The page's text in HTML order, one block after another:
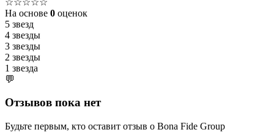
На основе 0 оценок
5 звезд
4 звезды
3 звезды
2 звезды
1 звезда
💬
Отзывов пока нет
Будьте первым, кто оставит отзыв о Bona Fide Group